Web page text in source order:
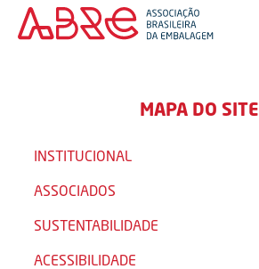
MAPA DO SITE
INSTITUCIONAL
ASSOCIADOS
SUSTENTABILIDADE
ACESSIBILIDADE